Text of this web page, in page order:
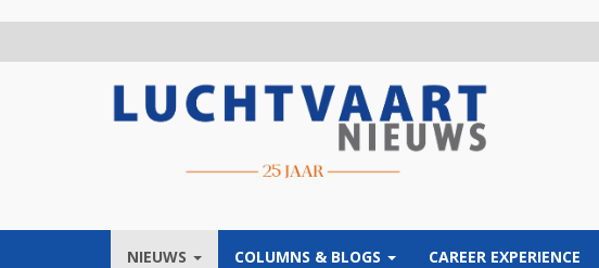
NIEUWS COLUMNS & BLOGS CAREER EXPERIENCE